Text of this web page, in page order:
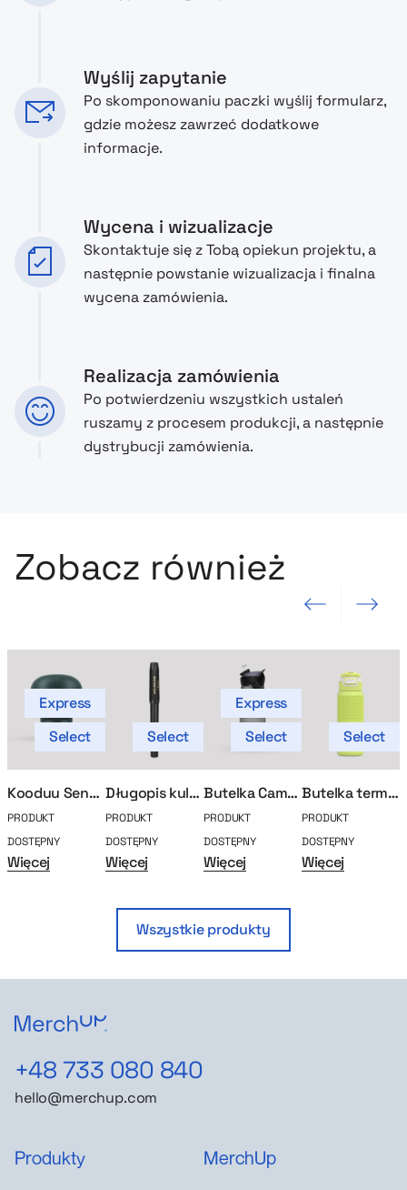
Wyślij zapytanie
Po skomponowaniu paczki wyślij formularz,
gdzie możesz zawrzeć dodatkowe
informacje.
Wycena i wizualizacje
Skontaktuje się z Tobą opiekun projektu, a
następnie powstanie wizualizacja i finalna
wycena zamówienia.
Realizacja zamówienia
Po potwierdzeniu wszystkich ustaleń
ruszamy z procesem produkcji, a następnie
dystrybucji zamówienia.
Zobacz również
Poprzedni slajd Następny
Express
Select
Kooduu Sensa Play Mini
PRODUKT
DOSTĘPNY
Więcej
Select
Długopis kulkowy Moleskine
PRODUKT
DOSTĘPNY
Więcej
Express
Select
Butelka Camelbak Thrive Flip
PRODUKT
DOSTĘPNY
Więcej
Select
Butelka termiczna Kambukka Elton Insulated 750ml
PRODUKT
DOSTĘPNY
Więcej
Wszystkie produkty
+48 733 080 840
hello@merchup.com
Produkty MerchUp